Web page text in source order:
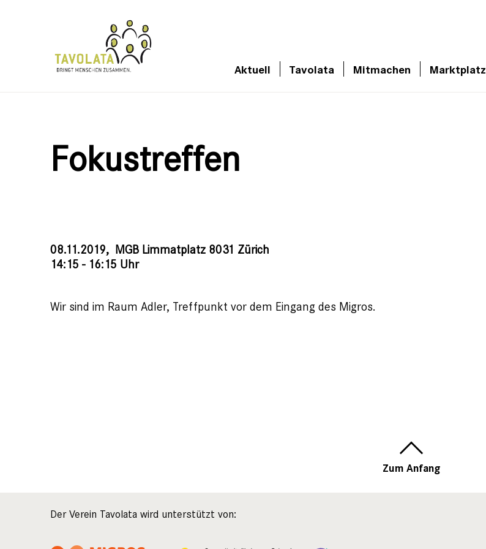
Aktuell Tavolata Mitmachen Marktplatz
Fokustreffen
08.11.2019, MGB Limmatplatz 8031 Zürich
14:15 - 16:15 Uhr
Wir sind im Raum Adler, Treffpunkt vor dem Eingang des Migros.
Zum Anfang
Der Verein Tavolata wird unterstützt von: